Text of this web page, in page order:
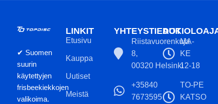
✔ Suomen
suurin
käytettyjen
frisbeekiekkojen
valikoima.
LINKIT
Etusivu
Kauppa
Uutiset
Meistä
YHTEYSTIEDOT
Riistavuorenkuja
8,
00320 Helsinki
+35840
7673595
MA-
KE
12-18
TO-PE
KATSO